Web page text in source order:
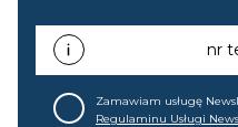
promocjach,
każdej chwili cofnąć.nr
Zamawiam usługę
Regulaminu Usługi